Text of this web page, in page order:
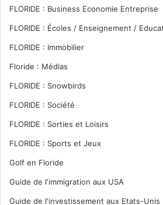
FLORIDE : Business Economie Entreprise
FLORIDE : Écoles / Enseignement /
FLORIDE : Immobilier
Floride : Médias
FLORIDE : Snowbirds
FLORIDE : Société
FLORIDE : Sorties et Loisirs
FLORIDE : Sports et Jeux
Golf en Floride
Guide de l'immigration aux USA
Guide de l'investissement aux Etats-Unis